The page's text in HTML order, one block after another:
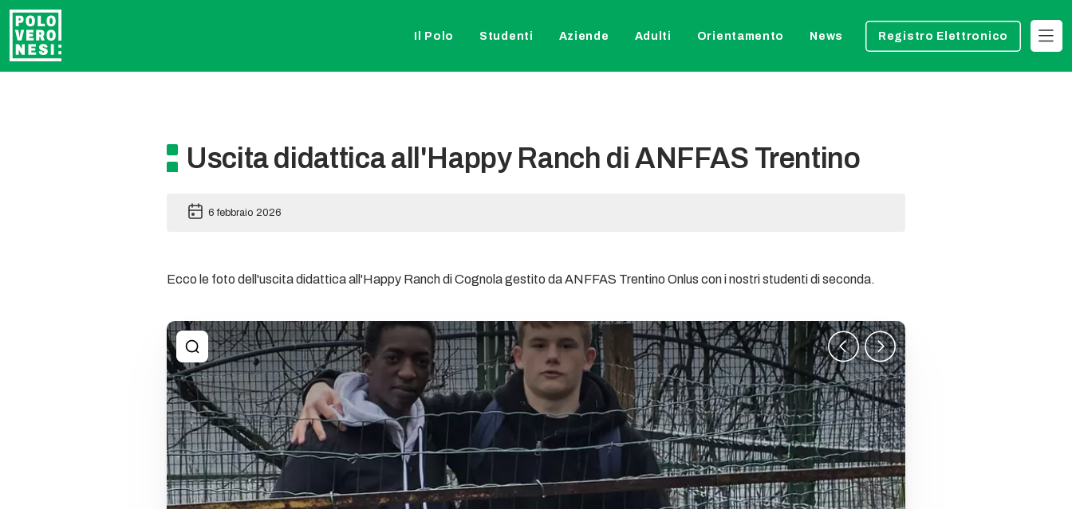
Il Polo Studenti Aziende Adulti Orientamento News Registro Elettronico
Uscita didattica all'Happy Ranch di ANFFAS Trentino
6 febbraio 2026
Ecco le foto dell'uscita didattica all'Happy Ranch di Cognola gestito da ANFFAS Trentino Onlus con i nostri studenti di seconda.